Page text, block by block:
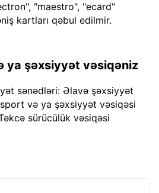
"maestro", "ecard"
kartları qəbul edilmir.
ya şəxsiyyət vəsiqəniz
sənədləri: Əlavə şəxsiyyət
və ya şəxsiyyət vəsiqəsi
sürücülük vəsiqəsi